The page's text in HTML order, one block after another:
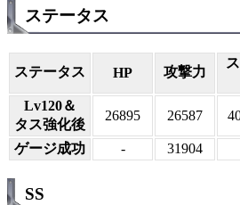
ステータス
ステータス HP 攻撃力
Lv120＆
タス強化後
26895 26587
ゲージ成功 - 31904
SS